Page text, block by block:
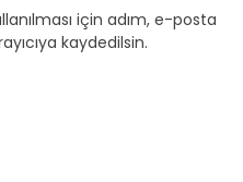
için adım, e-posta
kaydedilsin.